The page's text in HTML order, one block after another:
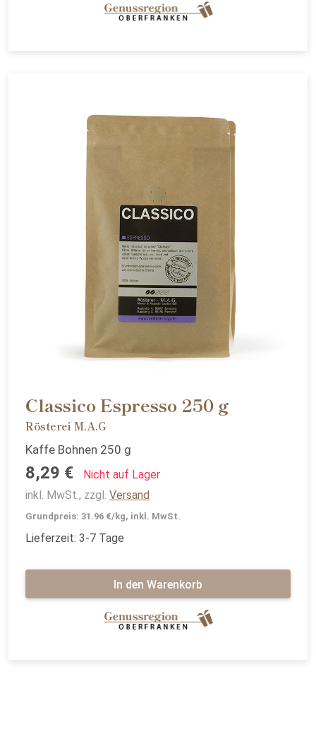
Classico Espresso 250 g
Rösterei M.A.G
Kaffe Bohnen 250 g
8,29 €
Nicht auf Lager
inkl. MwSt., zzgl. Versand
Grundpreis: 31.96 €/kg, inkl. MwSt.
Lieferzeit: 3-7 Tage
In den Warenkorb